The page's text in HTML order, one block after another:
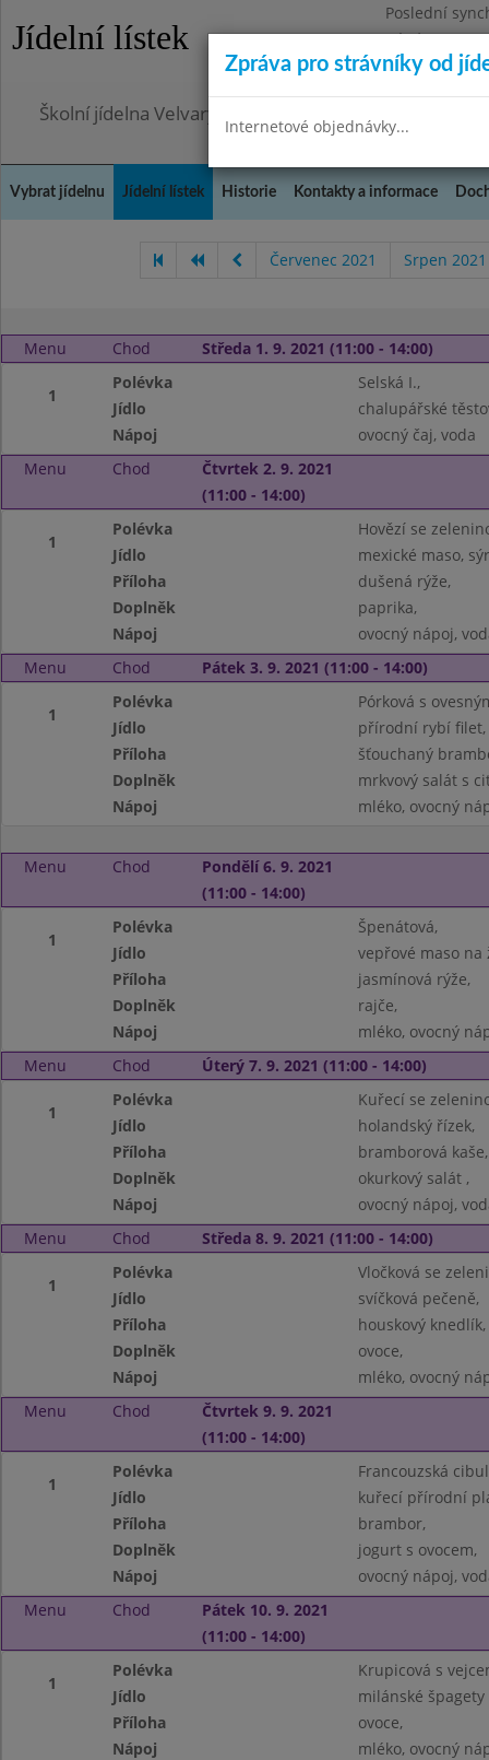
Jídelní lístek
Poslední
Pátek
Omezení
Školní jídelna Velvary, okres Kladno
Vybrat jídelnu Jídelní lístek Historie Kontakty a informace
Červenec 2021 Srpen 2021
Menu Chod Středa 1. 9. 2021 (11:00 - 14:00)
1
Polévka
Selská I.,
Jídlo
chalupářské
Nápoj
ovocný čaj, voda
Menu
Chod
Čtvrtek 2. 9. 2021
(11:00 - 14:00)
1
Polévka
Hovězí se
Jídlo
mexické maso, sýr
Příloha
dušená rýže,
Doplněk
paprika,
Nápoj
ovocný nápoj,
Menu
Chod Pátek 3. 9. 2021 (11:00 - 14:00)
1
Polévka
Pórková s
Jídlo
přírodní rybí filet,
Příloha
šťouchaný
Doplněk
mrkvový salát s
Nápoj
mléko, ovocný
Menu Chod
Pondělí 6. 9. 2021
(11:00 - 14:00)
1
Polévka
Špenátová,
Jídlo
vepřové maso na
Příloha
jasmínová rýže,
Doplněk
rajče,
Nápoj
mléko, ovocný
Menu
Chod Úterý 7. 9. 2021 (11:00 - 14:00)
1
Polévka
Kuřecí se
Jídlo
holandský řízek,
Příloha
bramborová kaše,
Doplněk
okurkový salát ,
Nápoj
ovocný nápoj,
Menu
Chod Středa 8. 9. 2021 (11:00 - 14:00)
1
Polévka
Vločková se
Jídlo
svíčková pečeně,
Příloha
houskový knedlík,
Doplněk
ovoce,
Nápoj
mléko, ovocný
Menu
Chod
Čtvrtek 9. 9. 2021
(11:00 - 14:00)
1
Polévka
Francouzská
Jídlo
kuřecí přírodní
Příloha
brambor,
Doplněk
jogurt s ovocem,
Nápoj
ovocný nápoj,
Menu
Chod
Pátek 10. 9. 2021
(11:00 - 14:00)
1
Polévka
Krupicová s
Jídlo
milánské špagety
Příloha
ovoce,
Nápoj
mléko, ovocný
Zpráva pro strávníky od
Internetové objednávky...